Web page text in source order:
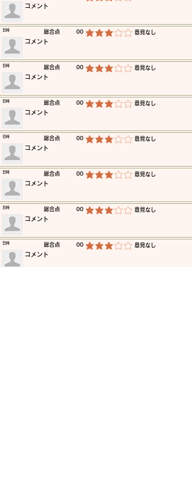
​コメント
​総合点 00 平均評価 3 /5 ​意見なし
​日時
​コメント
​総合点 00 平均評価 3 /5 ​意見なし
​日時
​コメント
​総合点 00 平均評価 3 /5 ​意見なし
​日時
​コメント
​総合点 00 平均評価 3 /5 ​意見なし
​日時
​コメント
​総合点 00 平均評価 3 /5 ​意見なし
​日時
​コメント
​総合点 00 平均評価 3 /5 ​意見なし
​日時
​コメント
​総合点 00 平均評価 3 /5 ​意見なし
​日時
​コメント